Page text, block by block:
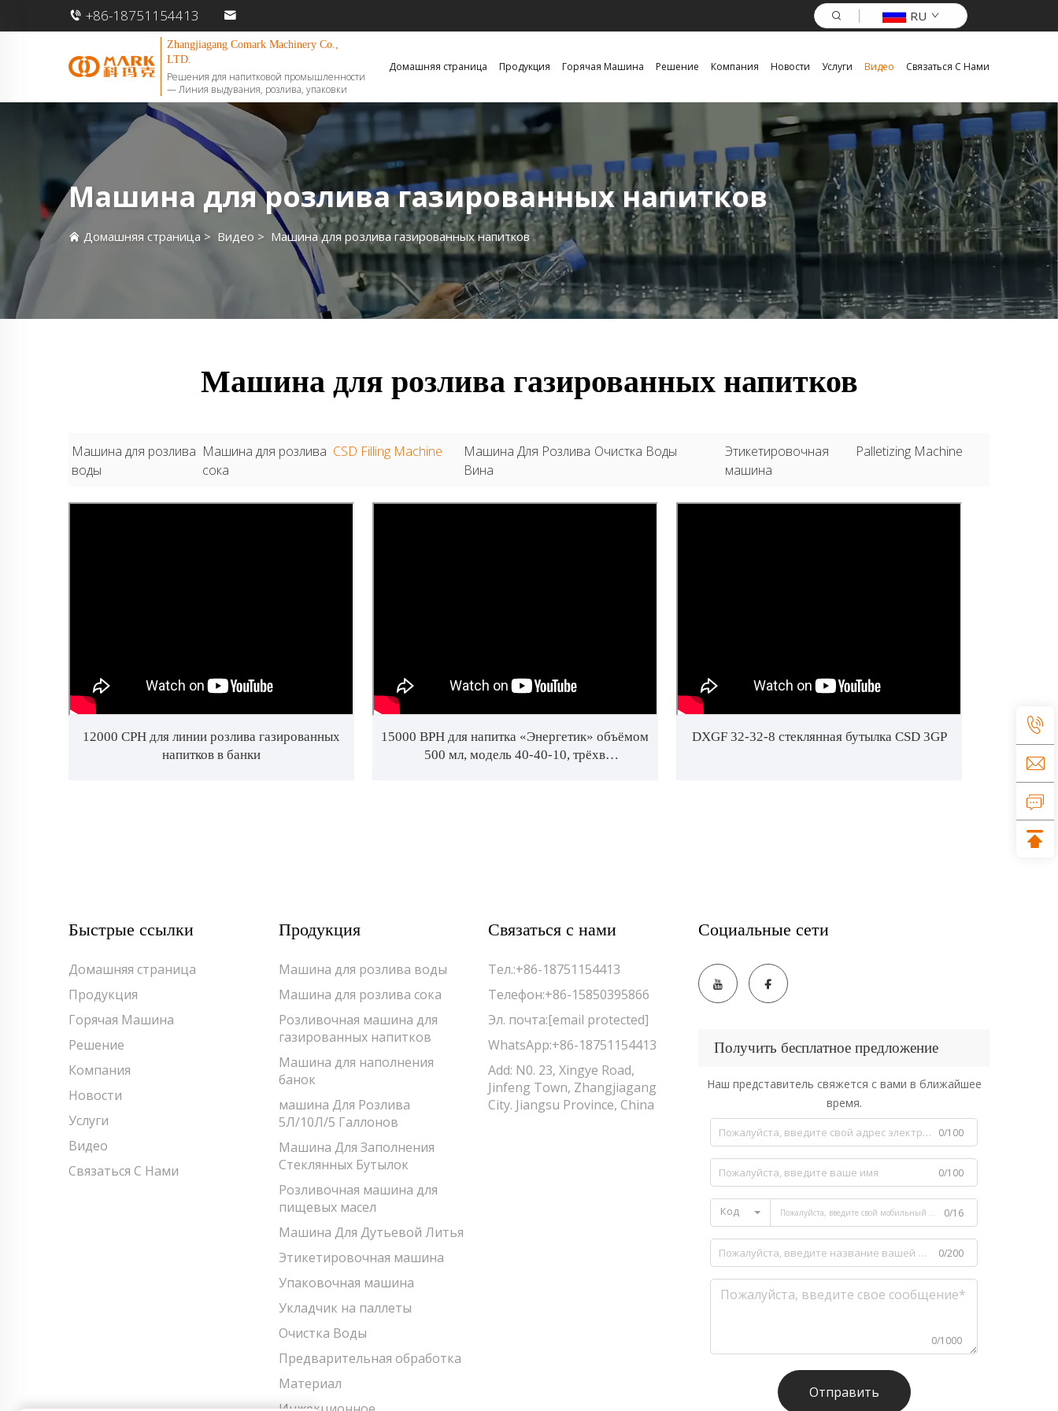
+86-18751154413 RU
Zhangjiagang Comark Machinery Co.,
LTD.
Решения для напитковой промышленности
— Линия выдувания, розлива, упаковки
Домашняя страница Продукция Горячая Машина Решение Компания Новости Услуги Видео Связаться С Нами
Машина для розлива газированных напитков
Домашняя страница > Видео > Машина для розлива газированных напитков
Машина для розлива газированных напитков
Машина для розлива
воды
Машина для розлива
сока
CSD Filling Machine
Машина Для Розлива
Вина
Очистка Воды
Этикетировочная
машина
Palletizing Machine
12000 CPH для линии розлива газированных
напитков в банки
15000 BPH для напитка «Энергетик» объёмом
500 мл, модель 40-40-10, трёхв
DXGF 32-32-8 стеклянная бутылка CSD 3GP
Быстрые ссылки
Домашняя страница
Продукция
Горячая Машина
Решение
Компания
Новости
Услуги
Видео
Связаться С Нами
Продукция
Машина для розлива воды
Машина для розлива сока
Розливочная машина для
газированных напитков
Машина для наполнения
банок
машина Для Розлива
5Л/10Л/5 Галлонов
Машина Для Заполнения
Стеклянных Бутылок
Розливочная машина для
пищевых масел
Машина Для Дутьевой Литья
Этикетировочная машина
Упаковочная машина
Укладчик на паллеты
Очистка Воды
Предварительная обработка
Материал
Связаться с нами
Тел.:+86-18751154413
Телефон:+86-15850395866
Эл. почта:[email protected]
WhatsApp:+86-18751154413
Add: N0. 23, Xingye Road,
Jinfeng Town, Zhangjiagang
City. Jiangsu Province, China
Социальные сети
Получить бесплатное предложение
Наш представитель свяжется с вами в ближайшее
время.
0/100
0/100
Код 0/16
0/200
0/1000
Отправить